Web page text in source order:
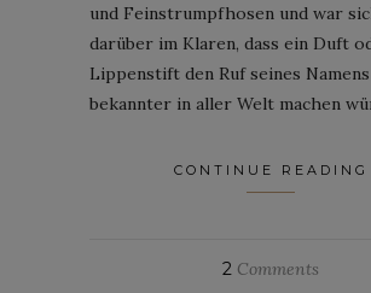
und Feinstrumpfhosen und war
darüber im Klaren, dass ein Duft
Lippenstift den Ruf seines
bekannter in aller Welt machen
CONTINUE READING
2 Comments